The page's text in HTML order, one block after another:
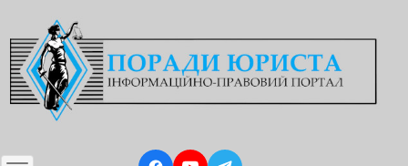
до
основного
вмісту